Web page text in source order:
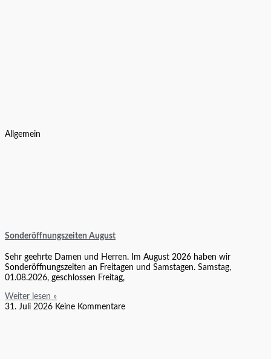
Allgemein
Sonderöffnungszeiten August
Sehr geehrte Damen und Herren. Im August 2026 haben wir
Sonderöffnungszeiten an Freitagen und Samstagen. Samstag,
01.08.2026, geschlossen Freitag,
Weiter lesen »
31. Juli 2026 Keine Kommentare